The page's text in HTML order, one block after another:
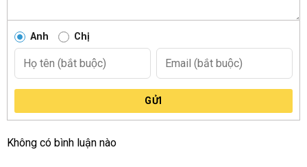
Anh Chị
GỬI
Không có bình luận nào